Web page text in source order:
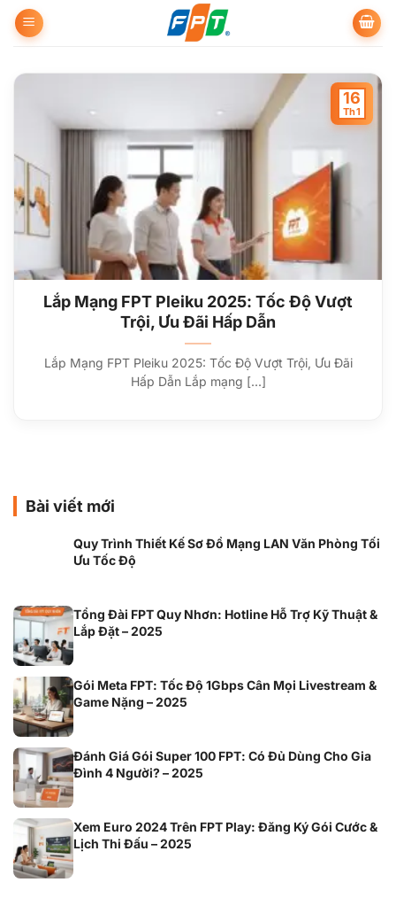
qua
dung
Lắp Mạng FPT Pleiku 2025: Tốc Độ Vượt
Trội, Ưu Đãi Hấp Dẫn
Lắp Mạng FPT Pleiku 2025: Tốc Độ Vượt Trội, Ưu Đãi
Hấp Dẫn Lắp mạng [...]
16
Th1
Bài viết mới
Quy Trình Thiết Kế Sơ Đồ Mạng LAN Văn Phòng Tối
Ưu Tốc Độ
Tổng Đài FPT Quy Nhơn: Hotline Hỗ Trợ Kỹ Thuật &
Lắp Đặt – 2025
Gói Meta FPT: Tốc Độ 1Gbps Cân Mọi Livestream &
Game Nặng – 2025
Đánh Giá Gói Super 100 FPT: Có Đủ Dùng Cho Gia
Đình 4 Người? – 2025
Xem Euro 2024 Trên FPT Play: Đăng Ký Gói Cước &
Lịch Thi Đấu – 2025